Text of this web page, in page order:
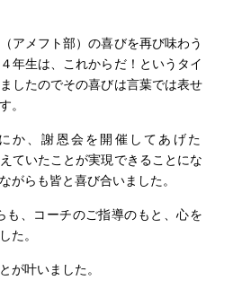
アメフト部）の喜びを再び味わう
年生は、これからだ！というタイ
したのでその喜びは言葉では表せ
。
ていたことが実現できることにな
がらも皆と喜び合いました。
た。
が叶いました。